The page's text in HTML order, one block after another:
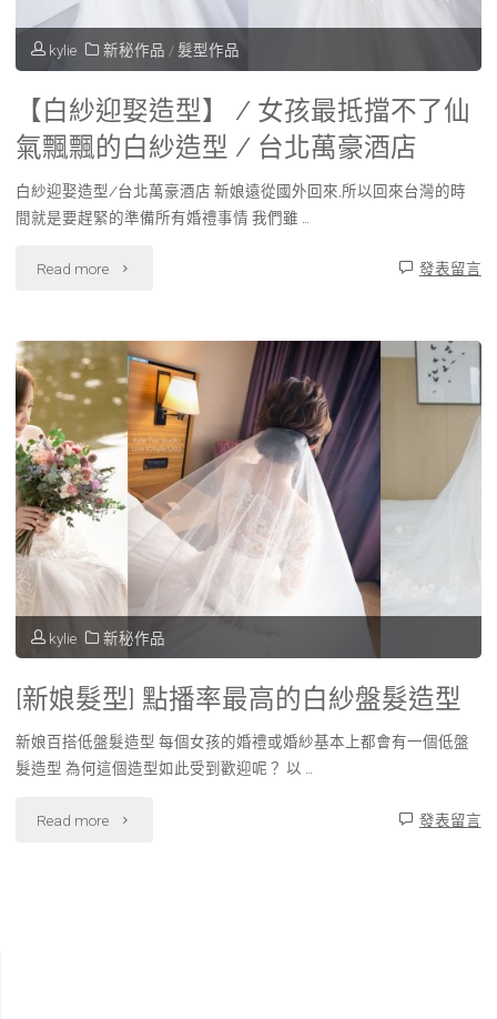
kylie 新秘作品 / 髮型作品
【白紗迎娶造型】 / 女孩最抵擋不了仙
氣飄飄的白紗造型 / 台北萬豪酒店
白紗迎娶造型/台北萬豪酒店 新娘遠從國外回來,所以回來台灣的時
間就是要趕緊的準備所有婚禮事情 我們雖 …
Read more "【白
迎
娶
造
型】
女
抵
發表留言
kylie 新秘作品
[新娘髮型] 點播率最高的白紗盤髮造型
新娘百搭低盤髮造型 每個女孩的婚禮或婚紗基本上都會有一個低盤
髮造型 為何這個造型如此受到歡迎呢？ 以 …
Read more 發表留言